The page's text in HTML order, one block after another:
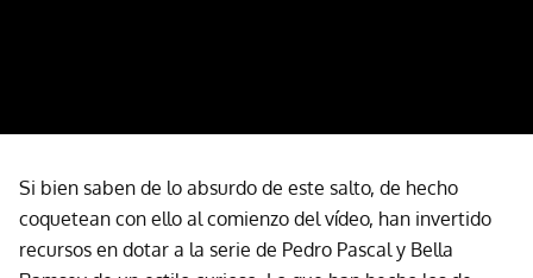
Si bien saben de lo absurdo de este salto, de hecho
coquetean con ello al comienzo del vídeo, han invertido
recursos en dotar a la serie de Pedro Pascal y Bella